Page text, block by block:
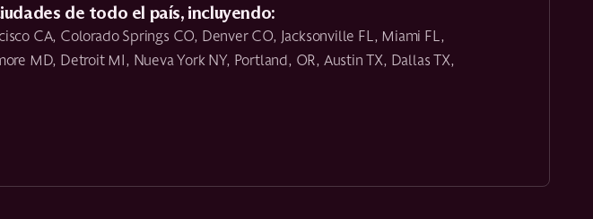
de todo el país, incluyendo:
CA, Colorado Springs CO, Denver CO, Jacksonville FL, Miami FL,
MD, Detroit MI, Nueva York NY, Portland, OR, Austin TX, Dallas TX,